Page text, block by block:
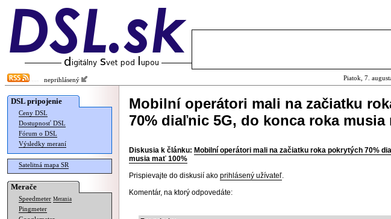
neprihlásený Piatok, 7.
DSL pripojenie
Ceny DSL
Dostupnosť DSL
Fórum o DSL
Výsledky meraní
Satelitná mapa SR
Merače
Speedmeter Merania
Pingmeter
Mobilní operátori mali na začiatku
70% diaľnic 5G, do konca roka musia
Diskusia k článku: Mobilní operátori mali na začiatku roka pokrytých 70%
musia mať 100%
Prispievajte do diskusií ako prihlásený užívateľ.
Komentár, na ktorý odpovedáte: